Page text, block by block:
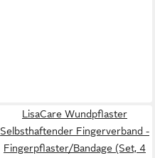
LisaCare Wundpflaster
Selbsthaftender Fingerverband -
Fingerpflaster/Bandage (Set, 4